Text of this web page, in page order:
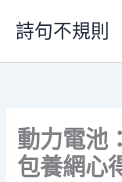
要
詩句不規則
動力電池
包養網心